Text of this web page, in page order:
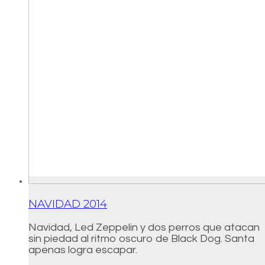
NAVIDAD 2014
Navidad, Led Zeppelin y dos perros que atacan
sin piedad al ritmo oscuro de Black Dog. Santa
apenas logra escapar.